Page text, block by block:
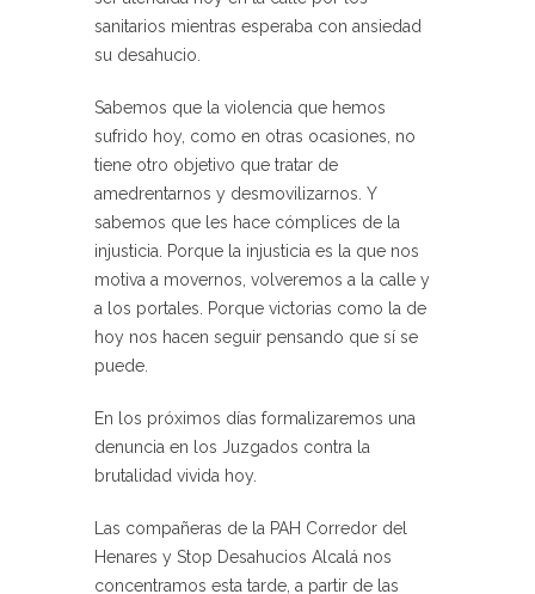
sanitarios mientras esperaba con ansiedad
su desahucio.
Sabemos que la violencia que hemos
sufrido hoy, como en otras ocasiones, no
tiene otro objetivo que tratar de
amedrentarnos y desmovilizarnos. Y
sabemos que les hace cómplices de la
injusticia. Porque la injusticia es la que nos
motiva a movernos, volveremos a la calle y
a los portales. Porque victorias como la de
hoy nos hacen seguir pensando que sí se
puede.
En los próximos días formalizaremos una
denuncia en los Juzgados contra la
brutalidad vivida hoy.
Las compañeras de la PAH Corredor del
Henares y Stop Desahucios Alcalá nos
concentramos esta tarde, a partir de las